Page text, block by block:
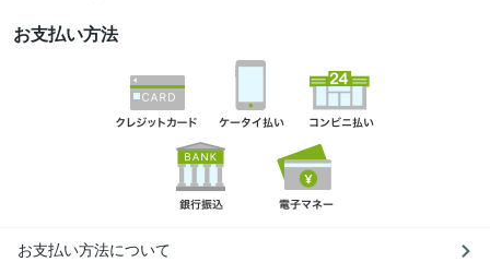
お支払い方法
お支払い方法について